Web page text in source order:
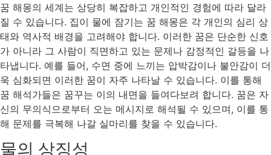
꿈 해몽의 세계는 상당히 복잡하고 개인적인 경험에 따라 달라
질 수 있습니다. 집이 물에 잠기는 꿈 해몽은 각 개인의 심리 상
태와 역사적 배경을 고려해야 합니다. 이러한 꿈은 단순한 신호
가 아니라 그 사람이 직면하고 있는 문제나 감정적인 갈등을 나
타냅니다. 예를 들어, 수면 중에 느끼는 압박감이나 불안감이 더
욱 심화되면 이러한 꿈이 자주 나타날 수 있습니다. 이를 통해
꿈 해석가들은 꿈꾸는 이의 내면을 들여다보려 합니다. 꿈은 자
신의 무의식으로부터 오는 메시지로 해석될 수 있으며, 이를 통
해 문제를 극복해 나갈 실마리를 찾을 수 있습니다.
물의 상징성